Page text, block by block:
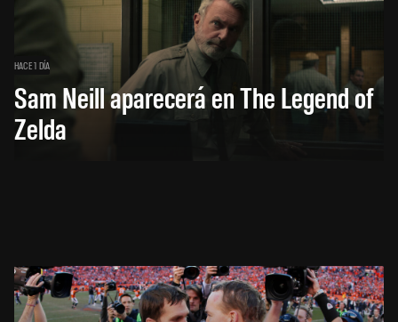
HACE 1 DÍA
Sam Neill aparecerá en The Legend of
Zelda